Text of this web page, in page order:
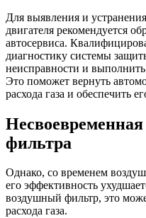
Для выявления и
двигателя рекомендуется
автосервиса.
диагностику системы
неисправности и
Это поможет вернуть
расхода газа и обеспечить
фильтра
Однако, со временем
его эффективность
воздушный фильтр, это
расхода газа.